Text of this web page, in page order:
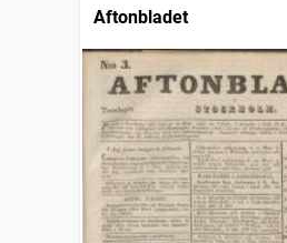
Aftonbladet